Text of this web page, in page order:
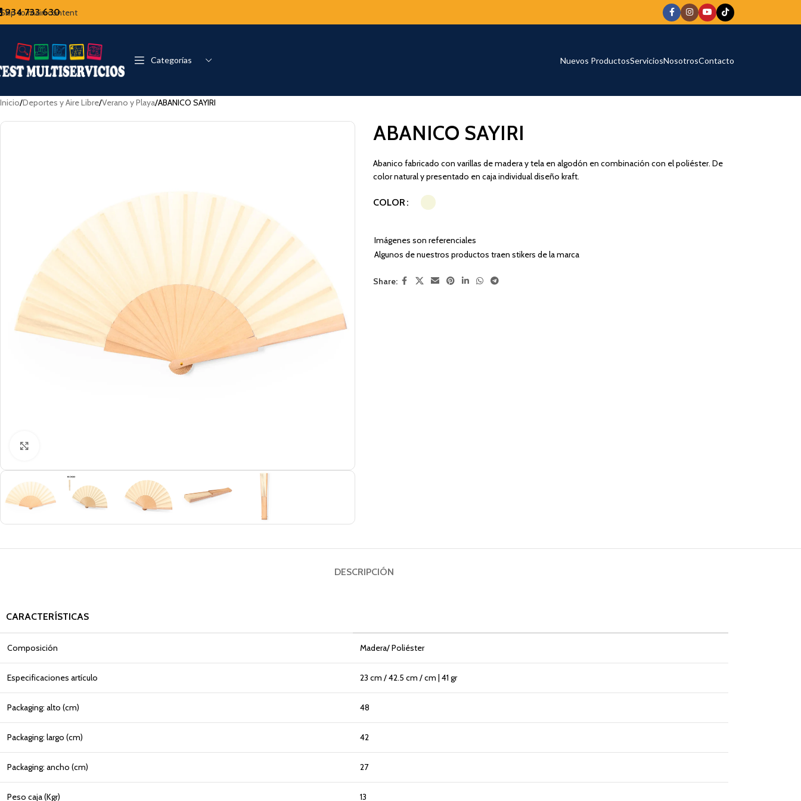
Skip to main content
934 733 630
Categorías Nuevos ProductosServiciosNosotrosContacto
Inicio Deportes y Aire Libre Verano y Playa ABANICO SAYIRI
ABANICO SAYIRI
Abanico fabricado con varillas de madera y tela en algodón en combinación con el poliéster. De
color natural y presentado en caja individual diseño kraft.
COLOR
Imágenes son referenciales
Algunos de nuestros productos traen stikers de la marca
Share:
DESCRIPCIÓN
CARACTERÍSTICAS
Composición Madera/ Poliéster
Especificaciones artículo 23 cm / 42.5 cm / cm | 41 gr
Packaging: alto (cm) 48
Packaging: largo (cm) 42
Packaging: ancho (cm) 27
Peso caja (Kgr) 13